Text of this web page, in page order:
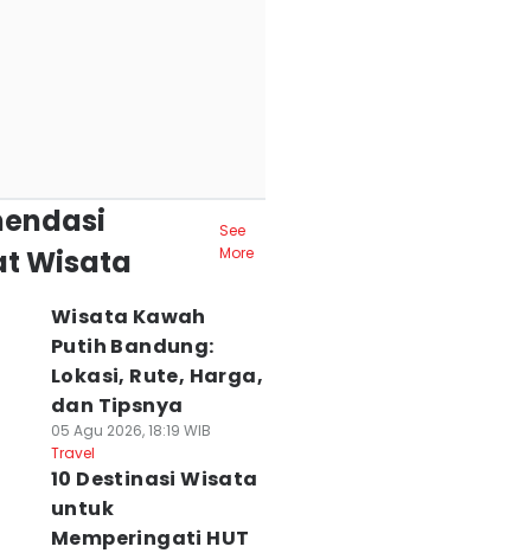
Wisata
See
More
Wisata Kawah
Putih Bandung:
Lokasi, Rute, Harga,
dan Tipsnya
05 Agu 2026, 18:19 WIB
Travel
10 Destinasi Wisata
untuk
Memperingati HUT